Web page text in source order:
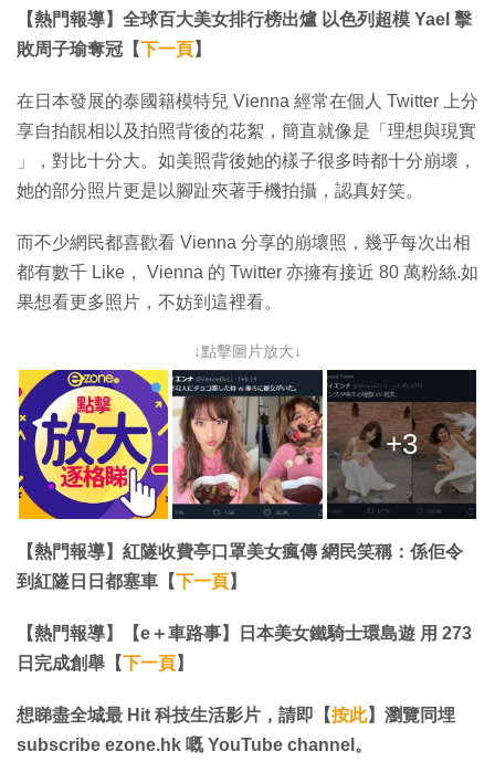
【熱門報導】全球百大美女排行榜出爐 以色列超模 Yael 擊
敗周子瑜奪冠【下一頁】
在日本發展的泰國籍模特兒 Vienna 經常在個人 Twitter 上分
享自拍靚相以及拍照背後的花絮，簡直就像是「理想與現實
」，對比十分大。如美照背後她的樣子很多時都十分崩壞，
她的部分照片更是以腳趾夾著手機拍攝，認真好笑。
而不少網民都喜歡看 Vienna 分享的崩壞照，幾乎每次出相
都有數千 Like， Vienna 的 Twitter 亦擁有接近 80 萬粉絲.如
果想看更多照片，不妨到這裡看。
↓點擊圖片放大↓
+3
【熱門報導】紅隧收費亭口罩美女瘋傳 網民笑稱：係佢令
到紅隧日日都塞車【下一頁】
【熱門報導】【e＋車路事】日本美女鐵騎士環島遊 用 273
日完成創舉【下一頁】
想睇盡全城最 Hit 科技生活影片，請即【按此】瀏覽同埋
subscribe ezone.hk 嘅 YouTube channel。